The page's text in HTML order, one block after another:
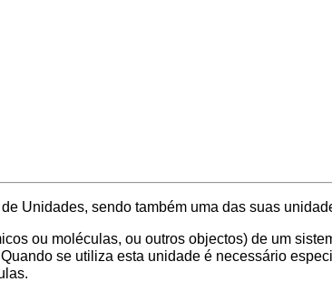
Unidades, sendo também uma das suas
ou moléculas, ou outros objectos) de um
se utiliza esta unidade é necessário